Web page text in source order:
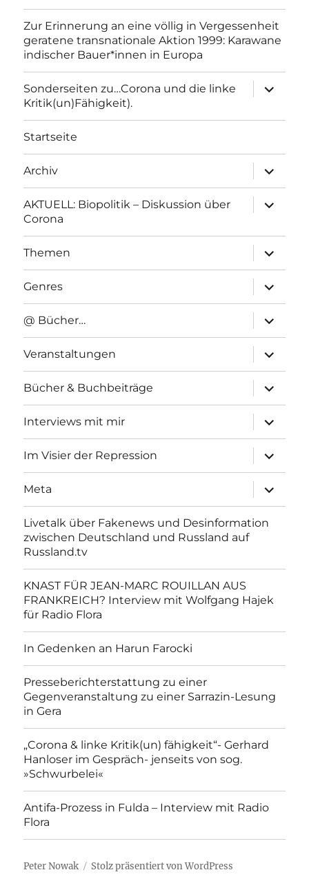
Zur Erinnerung an eine völlig in Vergessenheit
geratene transnationale Aktion 1999: Karawane
indischer Bauer*innen in Europa
Sonderseiten zu…Corona und die linke
Kritik(un)Fähigkeit).
anzeigen
Startseite
Archiv
anzeigen
AKTUELL: Biopolitik – Diskussion über
Corona
anzeigen
Themen
anzeigen
Genres
anzeigen
@ Bücher…
anzeigen
Veranstaltungen
anzeigen
Bücher & Buchbeiträge
anzeigen
Interviews mit mir
anzeigen
Im Visier der Repression
anzeigen
Meta
anzeigen
Livetalk über Fakenews und Desinformation
zwischen Deutschland und Russland auf
Russland.tv
KNAST FÜR JEAN-MARC ROUILLAN AUS
FRANKREICH? Interview mit Wolfgang Hajek
für Radio Flora
In Gedenken an Harun Farocki
Presseberichterstattung zu einer
Gegenveranstaltung zu einer Sarrazin-Lesung
in Gera
„Corona & linke Kritik(un) fähigkeit“- Gerhard
Hanloser im Gespräch- jenseits von sog.
»Schwurbelei«
Antifa-Prozess in Fulda – Interview mit Radio
Flora
Peter Nowak Stolz präsentiert von WordPress